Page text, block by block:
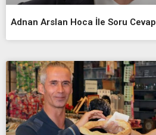
Adnan Arslan Hoca İle Soru Cevap